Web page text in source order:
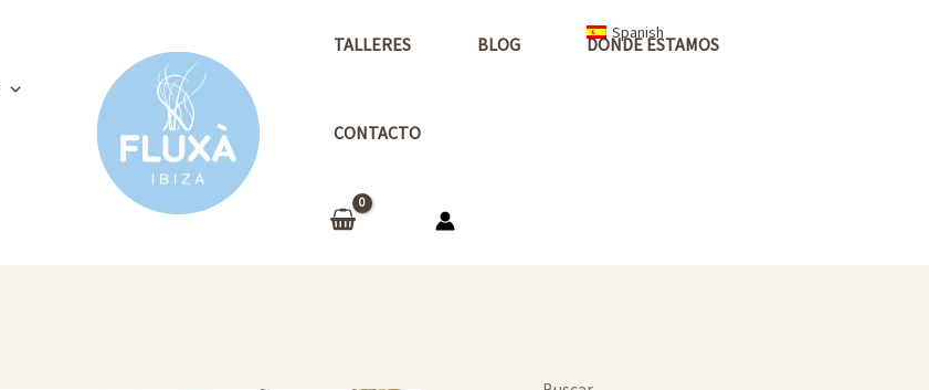
TALLERES BLOG DONDE ESTAMOS
CONTACTO
Spanish